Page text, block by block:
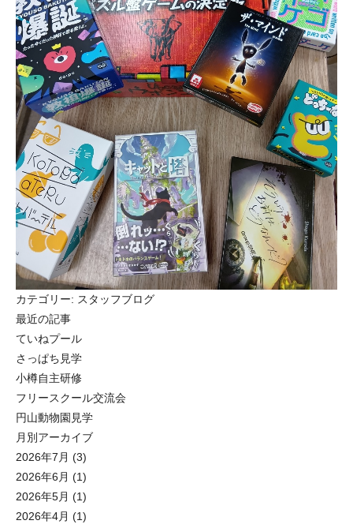
カテゴリー: スタッフブログ
最近の記事
ていねプール
さっぱち見学
小樽自主研修
フリースクール交流会
円山動物園見学
月別アーカイブ
2026年7月 (3)
2026年6月 (1)
2026年5月 (1)
2026年4月 (1)